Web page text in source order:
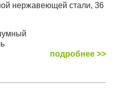
нержавеющей стали, 36
подробнее >>